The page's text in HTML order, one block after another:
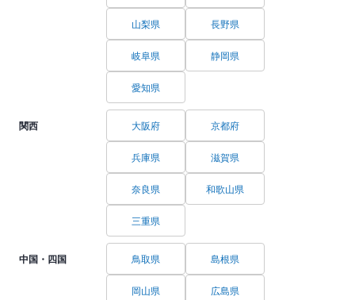
山梨県 長野県
岐阜県 静岡県
愛知県
関西 大阪府 京都府
兵庫県 滋賀県
奈良県 和歌山県
三重県
中国・四国 鳥取県 島根県
岡山県 広島県